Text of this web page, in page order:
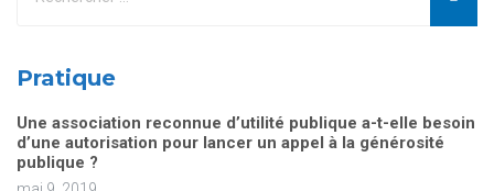
Pratique
Une association reconnue d’utilité publique a-t-elle besoin
d’une autorisation pour lancer un appel à la générosité
publique ?